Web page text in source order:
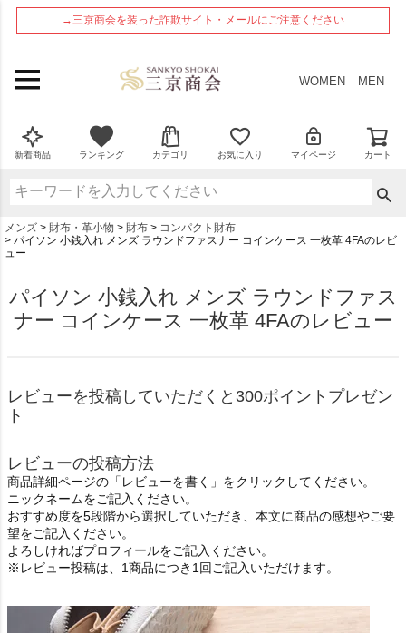
→三京商会を装った詐欺サイト・メールにご注意ください
WOMEN MEN
新着商品 ランキング カテゴリ お気に入り マイページ カート
メンズ 財布・革小物 財布
コンパクト財布
パイソン 小銭入れ メンズ ラウンドファスナー コインケース 一枚革 4FAのレビ
ュー
パイソン 小銭入れ メンズ ラウンドファス
ナー コインケース 一枚革 4FAのレビュー
レビューを投稿していただくと300ポイントプレゼン
ト
レビューの投稿方法
商品詳細ページの「レビューを書く」をクリックしてください。
ニックネームをご記入ください。
おすすめ度を5段階から選択していただき、本文に商品の感想やご要
望をご記入ください。
よろしければプロフィールをご記入ください。
※レビュー投稿は、1商品につき1回ご記入いただけます。
ペー